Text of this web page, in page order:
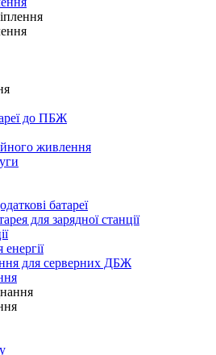
до ПБЖ
живлення
батареї
для зарядної станції
для серверних ДБЖ